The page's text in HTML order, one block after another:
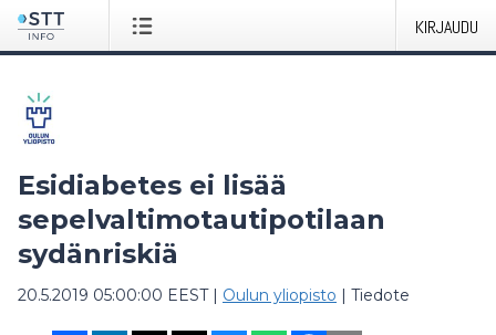
KIRJAUDU
Esidiabetes ei lisää
sepelvaltimotautipotilaan
sydänriskiä
20.5.2019 05:00:00 EEST| Oulun yliopisto | Tiedote